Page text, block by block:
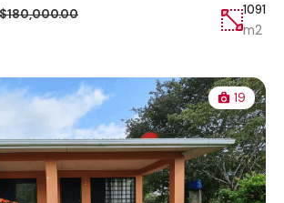
$180,000.00 1091
m2
19